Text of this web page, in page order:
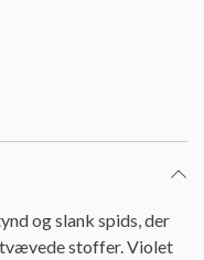
og slank spids, der
stoffer. Violet